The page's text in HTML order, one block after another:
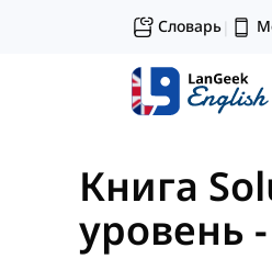
Словарь|
Книга
уровень -